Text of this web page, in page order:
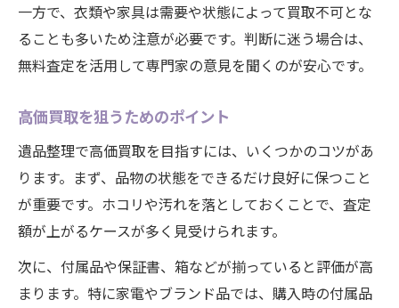
一方で、衣類や家具は需要や状態によって買取不可とな
ることも多いため注意が必要です。判断に迷う場合は、
無料査定を活用して専門家の意見を聞くのが安心です。
高価買取を狙うためのポイント
遺品整理で高価買取を目指すには、いくつかのコツがあ
ります。まず、品物の状態をできるだけ良好に保つこと
が重要です。ホコリや汚れを落としておくことで、査定
額が上がるケースが多く見受けられます。
次に、付属品や保証書、箱などが揃っていると評価が高
まります。特に家電やブランド品では、購入時の付属品